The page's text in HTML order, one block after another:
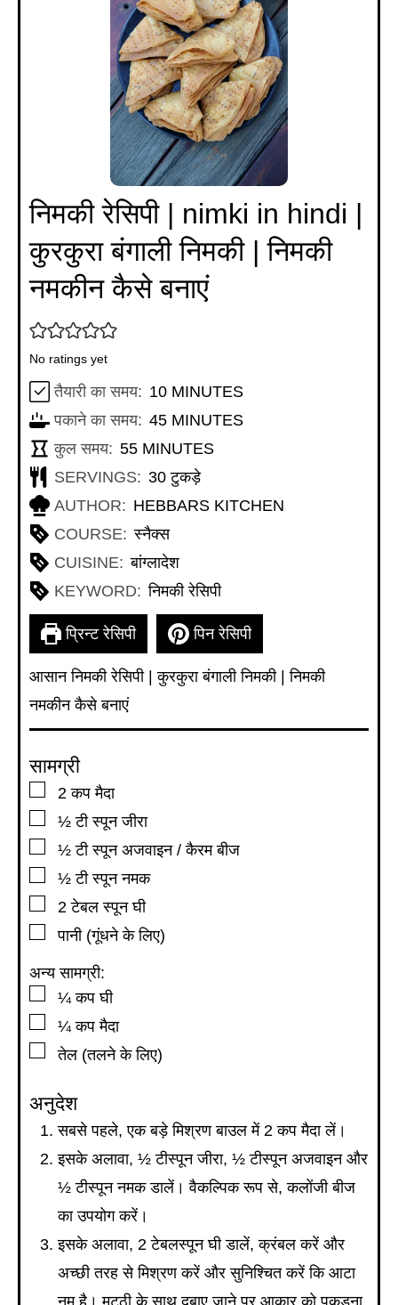
निमकी रेसिपी | nimki in hindi |
कुरकुरा बंगाली निमकी | निमकी
नमकीन कैसे बनाएं
No ratings yet
तैयारी का समय: 10MINUTES
MINUTES
पकाने का समय: 45MINUTES
MINUTES
कुल समय: 55MINUTES
MINUTES
SERVINGS: 30 टुकड़े
AUTHOR: HEBBARS KITCHEN
COURSE: स्नैक्स
CUISINE: बांग्लादेश
KEYWORD: निमकी रेसिपी
प्रिन्ट रेसिपी पिन रेसिपी
आसान निमकी रेसिपी | कुरकुरा बंगाली निमकी | निमकी
नमकीन कैसे बनाएं
सामग्री
▢
2 कप मैदा
▢
½ टी स्पूनजीरा
▢
½ टी स्पून अजवाइन / कैरम बीज
▢
½ टी स्पूननमक
▢
2 टेबल स्पून घी
▢
पानी (गूंधने के लिए)
अन्य सामग्री:
▢
¼ कप घी
▢
¼ कप मैदा
▢
तेल (तलने के लिए)
अनुदेश
सबसे पहले, एक बड़े मिश्रण बाउल में 2 कप मैदा लें।
इसके अलावा, ½ टीस्पून जीरा, ½ टीस्पून अजवाइन और
½ टीस्पून नमक डालें। वैकल्पिक रूप से, कलोंजी बीज
का उपयोग करें।
इसके अलावा, 2 टेबलस्पून घी डालें, क्रंबल करें और
अच्छी तरह से मिश्रण करें और सुनिश्चित करें कि आटा